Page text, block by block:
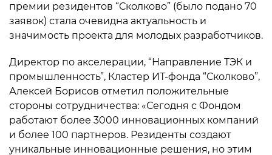
премии резидентов “Сколково” (было подано 70
заявок) стала очевидна актуальность и
значимость проекта для молодых разработчиков.
Директор по акселерации, “Направление ТЭК и
промышленность”, Кластер ИТ-фонда “Сколково”,
Алексей Борисов отметил положительные
стороны сотрудничества: «Сегодня с Фондом
работают более 3000 инновационных компаний
и более 100 партнеров. Резиденты создают
уникальные инновационные решения, но этим